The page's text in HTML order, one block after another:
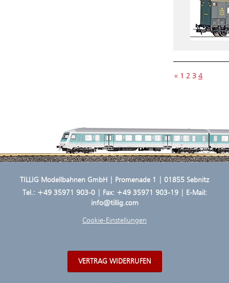
« 1 2 3 4
TILLIG Modellbahnen GmbH | Promenade 1 | 01855 Sebnitz
Tel.: +49 35971 903-0| Fax: +49 35971 903-19 | E-Mail:
info@tillig.com
Cookie-Einstellungen
VERTRAG WIDERRUFEN